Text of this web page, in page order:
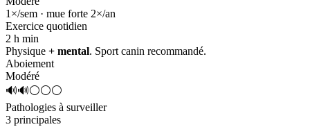
1×/sem · mue forte 2×/an
Exercice quotidien
2 h min
Physique + mental. Sport canin recommandé.
Aboiement
Modéré
🔊🔊⚪⚪⚪
Pathologies à surveiller
3 principales